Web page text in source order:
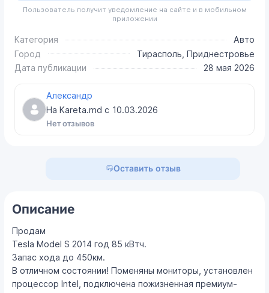
Пользователь получит уведомление на сайте и в мобильном
приложении
Категория
Авто
Город
Тирасполь, Приднестровье
Дата публикации
28 мая 2026
Александр
На Kareta.md с 10.03.2026
Нет отзывов
Оставить отзыв
Описание
Продам
Tesla Model S 2014 год 85 кВтч.
Запас хода до 450км.
В отличном состоянии! Поменяны мониторы, установлен
процессор Intel, подключена пожизненная премиум-